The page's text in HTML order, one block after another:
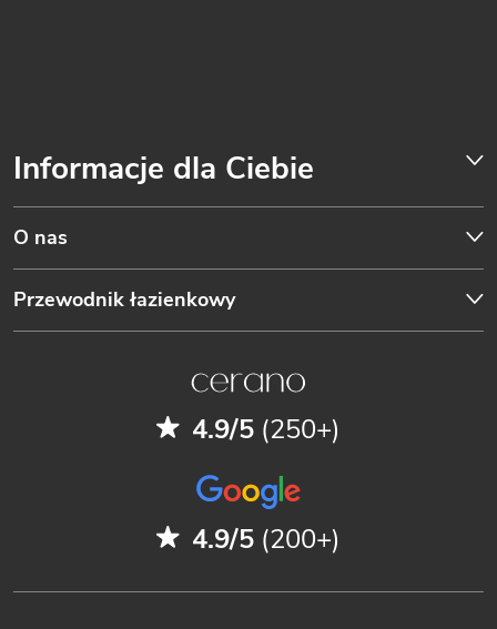
Informacje dla Ciebie
O nas
Przewodnik łazienkowy
4.9/5 (250+)
4.9/5 (200+)